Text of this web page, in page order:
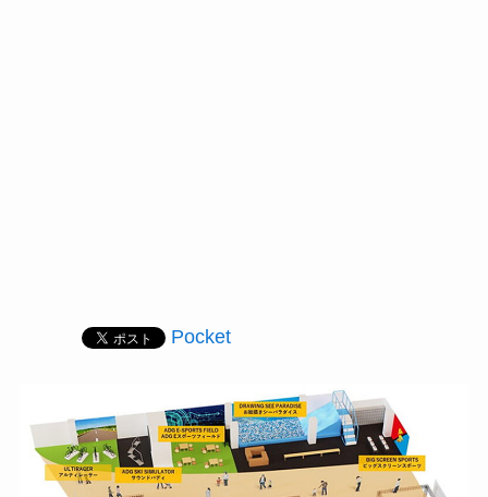
Pocket